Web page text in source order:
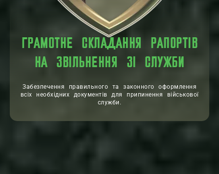
ГРАМОТНЕ СКЛАДАННЯ РАПОРТІВ
НА ЗВІЛЬНЕННЯ ЗІ СЛУЖБИ
Забезпечення правильного та законного оформлення
всіх необхідних документів для припинення військової
служби.